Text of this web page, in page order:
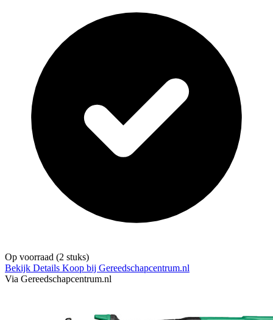
Op voorraad (2 stuks)
Bekijk Details Koop bij Gereedschapcentrum.nl
Via Gereedschapcentrum.nl